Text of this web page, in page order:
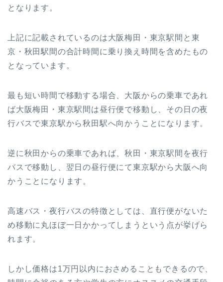
となります。
上記に記載されているのは大阪梅田・東京駅間と東
京・秋田駅間の合計時間に乗り換え時間を含めたもの
となっています。
最も短い時間で移動する場合、大阪からの乗車であれ
ば大阪梅田・東京駅間は昼行便で移動し、その日の夜
行バスで東京駅から秋田駅へ向かうことになります。
逆に秋田からの乗車であれば、秋田・東京駅間を夜行
バスで移動し、翌日の昼行便にて東京駅から大阪へ向
かうことになります。
高速バス・夜行バスの特徴としては、直行便がないた
め移動に丸ほぼ一日かかってしまうという点が挙げら
れます。
しかし価格は1万円以内におさめることもできるので、